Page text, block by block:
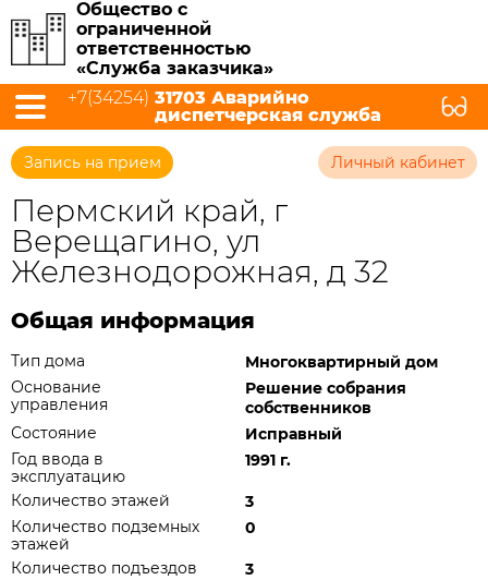
Общество с
ограниченной
ответственностью
«Служба заказчика»
+7(34254) 31703 Аварийно
диспетчерская служба
Запись на прием Личный кабинет
Пермский край, г
Верещагино, ул
Железнодорожная, д 32
Общая информация
Тип дома
Многоквартирный дом
Основание
управления
Решение собрания
собственников
Состояние
Исправный
Год ввода в
эксплуатацию
1991 г.
Количество этажей
3
Количество подземных
этажей
0
Количество подъездов
3